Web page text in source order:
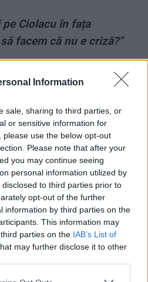
Information
sale, sharing to third parties, or
or sensitive information for
use the below opt-out
Please note that after your
you may continue seeing
personal information utilized by
to third parties prior to
opt-out of the further
information by third parties on the
This information may
parties on the IAB’s List of
may further disclose it to other
Ciolacu în fața
facem că nu e criză?”
electorala
Piers Morgan